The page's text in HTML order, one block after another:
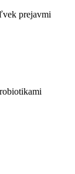
prejavmi